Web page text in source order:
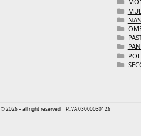
© 2026 – all right reserved | P.IVA 03000030126